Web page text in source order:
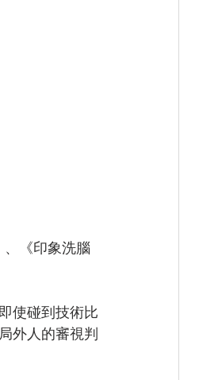
使碰到技術比
外人的審視判